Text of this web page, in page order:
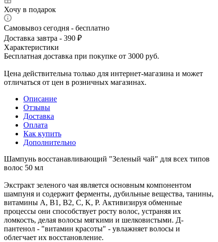
Хочу в подарок
Самовывоз сегодня - бесплатно
Доставка завтра - 390 ₽
Характеристики
Бесплатная доставка при покупке от 3000 руб.
Цена действительна только для интернет-магазина и может
отличаться от цен в розничных магазинах.
Описание
Отзывы
Доставка
Оплата
Как купить
Дополнительно
Шампунь восстанавливающий "Зеленый чай" для всех типов
волос 50 мл
Экстракт зеленого чая является основным компонентом
шампуня и содержит ферменты, дубильные вещества, танины,
витамины A, B1, B2, C, K, P. Активизируя обменные
процессы они способствует росту волос, устраняя их
ломкость, делая волосы мягкими и шелковистыми. Д-
пантенол - "витамин красоты" - увлажняет волосы и
облегчает их восстановление.